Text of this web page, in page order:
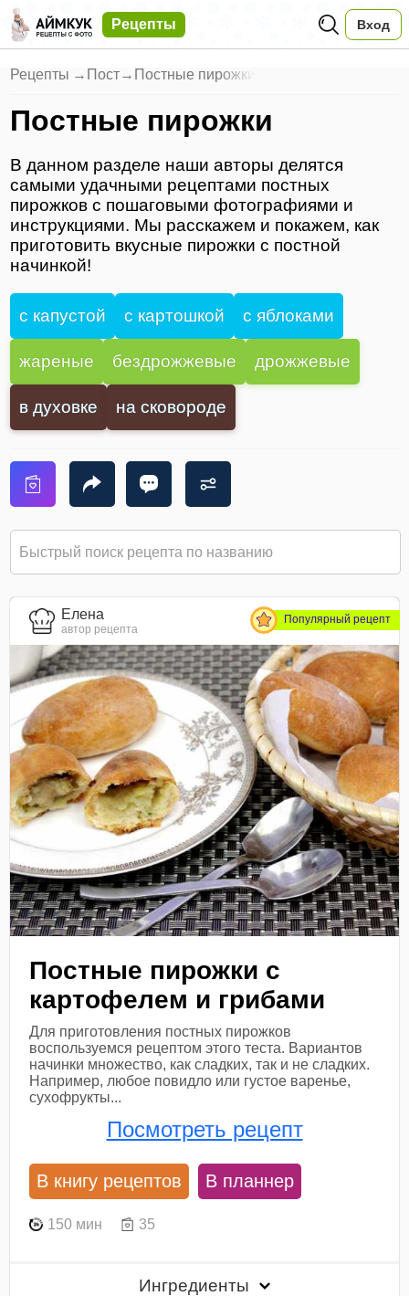
Рецепты Вход
Рецепты → Пост→ Постные пирожки
Постные пирожки
В данном разделе наши авторы делятся
самыми удачными рецептами постных
пирожков с пошаговыми фотографиями и
инструкциями. Мы расскажем и покажем, как
приготовить вкусные пирожки с постной
начинкой!
с капустой с картошкой с яблоками
жареные бездрожжевые дрожжевые
в духовке на сковороде
Елена
автор рецепта
Популярный рецепт
Постные пирожки с
картофелем и грибами
Для приготовления постных пирожков
воспользуемся рецептом этого теста. Вариантов
начинки множество, как сладких, так и не сладких.
Например, любое повидло или густое варенье,
сухофрукты...
Посмотреть рецепт
В книгу рецептов В планнер
150 мин 35
Ингредиенты